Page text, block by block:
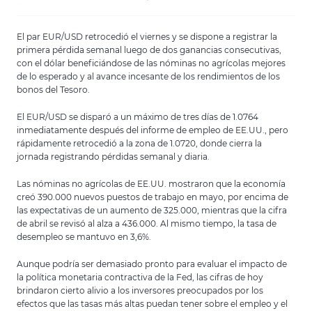
El par EUR/USD retrocedió el viernes y se dispone a registrar la
primera pérdida semanal luego de dos ganancias consecutivas,
con el dólar beneficiándose de las nóminas no agrícolas mejores
de lo esperado y al avance incesante de los rendimientos de los
bonos del Tesoro.
El EUR/USD se disparó a un máximo de tres días de 1.0764
inmediatamente después del informe de empleo de EE.UU., pero
rápidamente retrocedió a la zona de 1.0720, donde cierra la
jornada registrando pérdidas semanal y diaria.
Las nóminas no agrícolas de EE.UU. mostraron que la economía
creó 390.000 nuevos puestos de trabajo en mayo, por encima de
las expectativas de un aumento de 325.000, mientras que la cifra
de abril se revisó al alza a 436.000. Al mismo tiempo, la tasa de
desempleo se mantuvo en 3,6%.
Aunque podría ser demasiado pronto para evaluar el impacto de
la política monetaria contractiva de la Fed, las cifras de hoy
brindaron cierto alivio a los inversores preocupados por los
efectos que las tasas más altas puedan tener sobre el empleo y el